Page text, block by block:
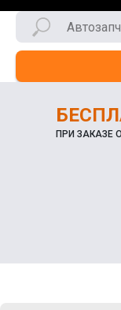
ПРИ ЗАКАЗЕ